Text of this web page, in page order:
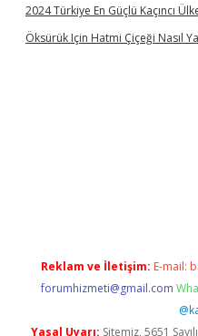
2024 Türkiye En Güçlü Kaçıncı
Öksürük Için Hatmi Çiçeği Nasıl
Reklam ve İletişim: E-mail:
forumhizmeti@gmail.com
Yasal Uyarı: Sitemiz, 5651